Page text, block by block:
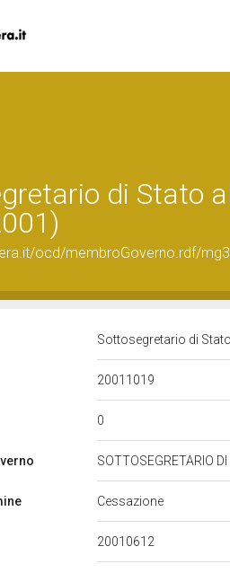
di Stato
ocd/membroGoverno.rdf/
Sottosegretario di
20011019
0
SOTTOSEGRETARIO
Cessazione
20010612